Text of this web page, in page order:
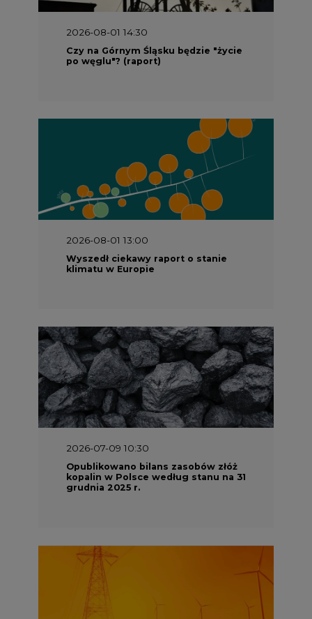
2026-08-01 14:30
Czy na Górnym Śląsku będzie "życie
po węglu"? (raport)
2026-08-01 13:00
Wyszedł ciekawy raport o stanie
klimatu w Europie
2026-07-09 10:30
Opublikowano bilans zasobów złóż
kopalin w Polsce według stanu na 31
grudnia 2025 r.